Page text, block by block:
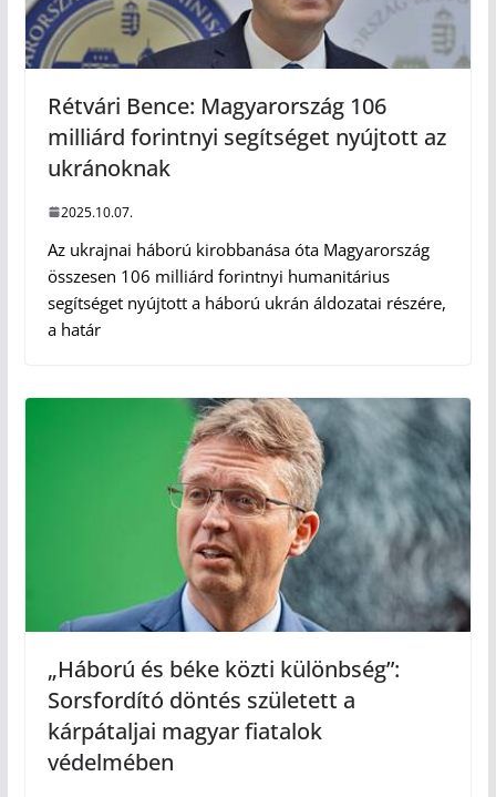
Rétvári Bence: Magyarország 106
milliárd forintnyi segítséget nyújtott az
ukránoknak
2025.10.07.
Az ukrajnai háború kirobbanása óta Magyarország
összesen 106 milliárd forintnyi humanitárius
segítséget nyújtott a háború ukrán áldozatai részére,
a határ
„Háború és béke közti különbség”:
Sorsfordító döntés született a
kárpátaljai magyar fiatalok
védelmében